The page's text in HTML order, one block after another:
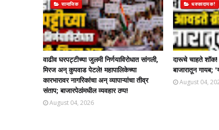
सामाजिक
वाढीव घरपट्टीच्या जुलमी निर्णयाविरोधात सांगली,
मिरज अन् कुपवाड पेटले! महापालिकेच्या
कारभारावर नागरिकांचा अन् व्यापाऱ्यांचा तीव्र
संताप; बाजारपेठांमधील व्यवहार ठप्प!​
August 04, 2026
धक्कादायक!
दारूचे चाहते
बाजारातून गायब;
August 04,